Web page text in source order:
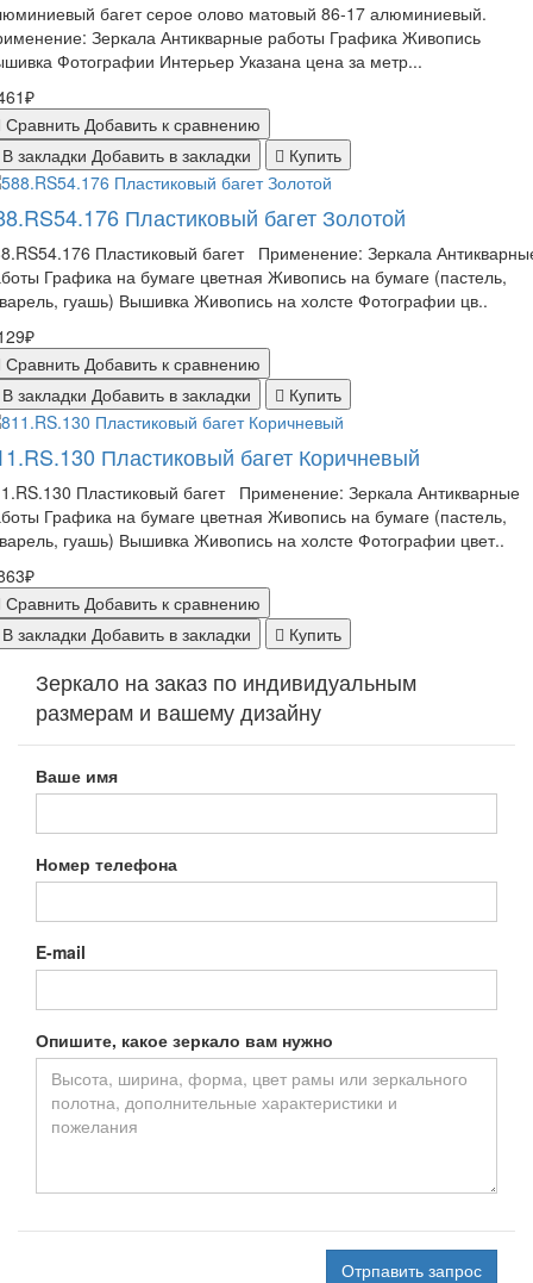
багет серое олово матовый 86-17 алюминиевый.
Зеркала Антикварные работы Графика Живопись
Фотографии Интерьер Указана цена за метр...
Сравнить Добавить к сравнению
закладки Добавить в закладки Купить
Пластиковый багет Золотой
Пластиковый багет Применение: Зеркала
Графика на бумаге цветная Живопись на бумаге (пастель,
гуашь) Вышивка Живопись на холсте Фотографии цв..
Сравнить Добавить к сравнению
закладки Добавить в закладки Купить
Пластиковый багет Коричневый
Пластиковый багет Применение: Зеркала Антикварные
Графика на бумаге цветная Живопись на бумаге (пастель,
гуашь) Вышивка Живопись на холсте Фотографии цвет..
Сравнить Добавить к сравнению
закладки Добавить в закладки Купить
Зеркало на заказ по индивидуальным
размерам и вашему дизайну
Ваше имя
Номер телефона
E-mail
Опишите, какое зеркало вам нужно
Отрпавить запрос